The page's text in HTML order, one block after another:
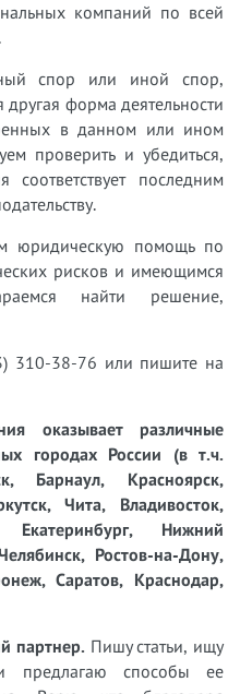
компаний по всей
спор или иной спор,
форма деятельности
в данном или ином
проверить и убедиться,
последним
юридическую помощь по
рисков и имеющимся
найти решение,
310-38-76 или пишите на
оказывает различные
городах России (в т.ч.
Барнаул, Красноярск,
Чита, Владивосток,
Екатеринбург, Нижний
Ростов-на-Дону,
Саратов, Краснодар,
партнер. Пишу статьи, ищу
предлагаю способы ее